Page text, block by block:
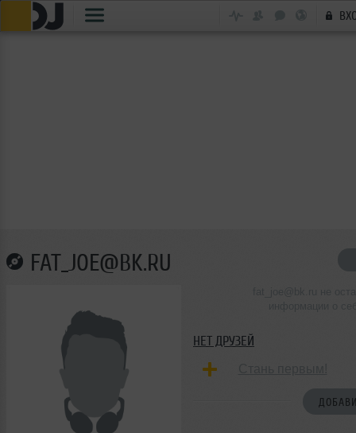
FAT_JOE@BK.RU
НЕТ ДРУЗЕЙ